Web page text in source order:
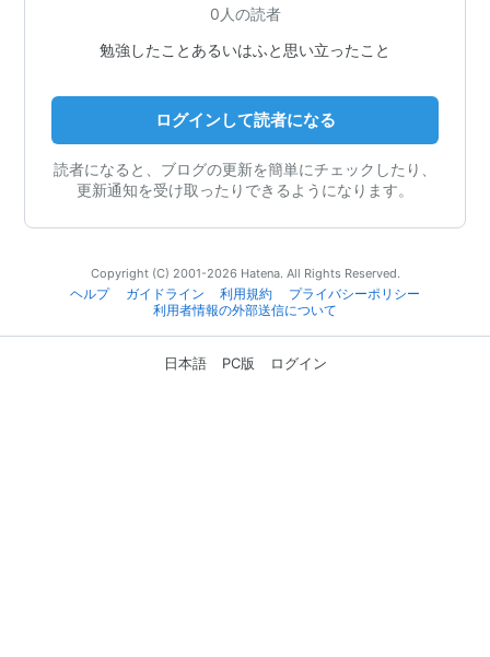
0人の読者
勉強したことあるいはふと思い立ったこと
ログインして読者になる
読者になると、ブログの更新を簡単にチェックしたり、
更新通知を受け取ったりできるようになります。
Copyright (C) 2001-2026 Hatena. All Rights Reserved.
ヘルプ
ガイドライン 利用規約
プライバシーポリシー
利用者情報の外部送信について
日本語 PC版 ログイン